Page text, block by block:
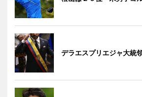
デラエスプリエジャ大統